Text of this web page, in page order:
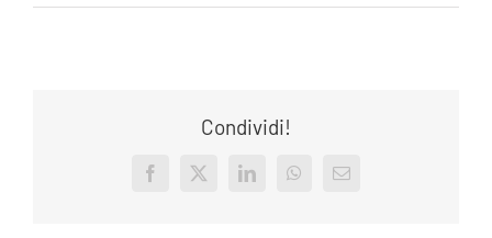
Condividi!
Facebook
X LinkedInWhatsApp
Email